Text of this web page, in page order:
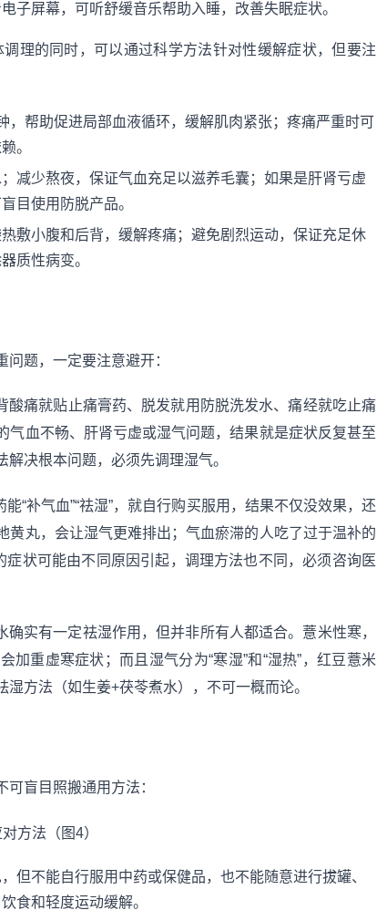
子屏幕，可听舒缓音乐帮助入睡，改善失眠症状。
理的同时，可以通过科学方法针对性缓解症状，但要注
，帮助促进局部血液循环，缓解肌肉紧张；疼痛严重时可
。
减少熬夜，保证气血充足以滋养毛囊；如果是肝肾亏虚
目使用防脱产品。
敷小腹和后背，缓解疼痛；避免剧烈运动，保证充足休
质性病变。
题，一定要注意避开：
酸痛就贴止痛膏药、脱发就用防脱洗发水、痛经就吃止痛
气血不畅、肝肾亏虚或湿气问题，结果就是症状反复甚至
决根本问题，必须先调理湿气。
“补气血”“祛湿”，就自行购买服用，结果不仅没效果，还
黄丸，会让湿气更难排出；气血瘀滞的人吃了过于温补的
症状可能由不同原因引起，调理方法也不同，必须咨询医
确实有一定祛湿作用，但并非所有人都适合。薏米性寒，
重虚寒症状；而且湿气分为“寒湿”和“湿热”，红豆薏米
方法（如生姜+茯苓煮水），不可一概而论。
盲目照搬通用方法：
但不能自行服用中药或保健品，也不能随意进行拔罐、
食和轻度运动缓解。